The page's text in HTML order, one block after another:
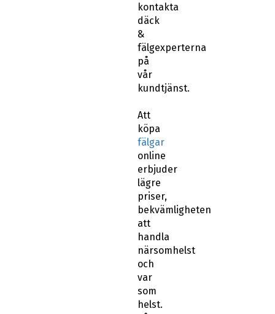
kontakta
däck
&
fälgexperterna
på
vår
kundtjänst.
Att
köpa
fälgar
online
erbjuder
lägre
priser,
bekvämligheten
att
handla
närsomhelst
och
var
som
helst.